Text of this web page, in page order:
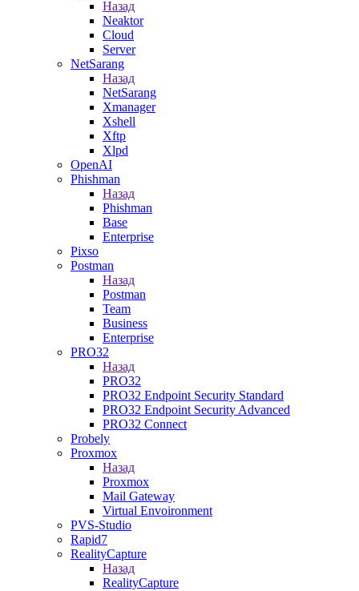
Назад
Neaktor
Cloud
Server
NetSarang
Назад
NetSarang
Xmanager
Xshell
Xftp
Xlpd
OpenAI
Phishman
Назад
Phishman
Base
Enterprise
Pixso
Postman
Назад
Postman
Team
Business
Enterprise
PRO32
Назад
PRO32
PRO32 Endpoint Security Standard
PRO32 Endpoint Security Advanced
PRO32 Connect
Probely
Proxmox
Назад
Proxmox
Mail Gateway
Virtual Envoironment
PVS-Studio
Rapid7
RealityCapture
Назад
RealityCapture